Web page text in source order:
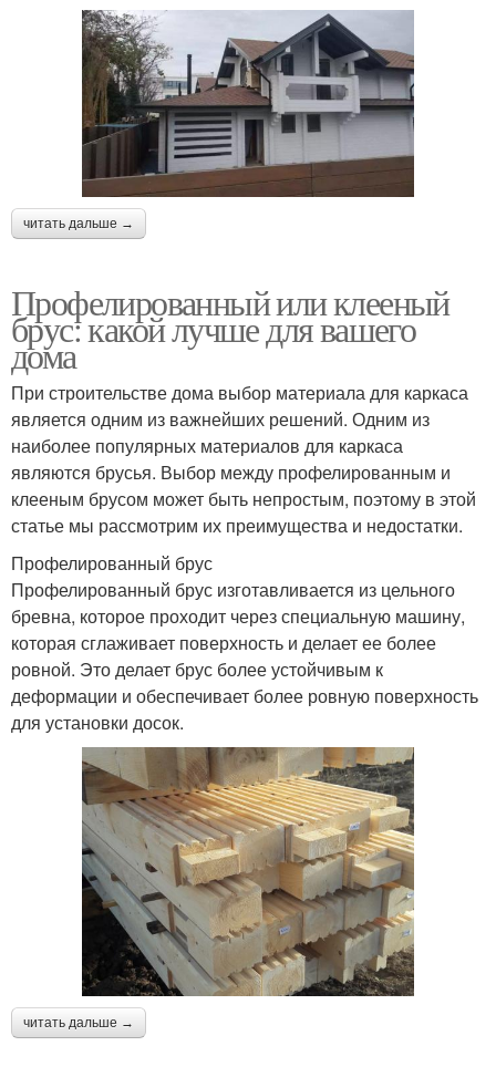
читать дальше →
Профелированный или клееный
брус: какой лучше для вашего
дома
При строительстве дома выбор материала для каркаса
является одним из важнейших решений. Одним из
наиболее популярных материалов для каркаса
являются брусья. Выбор между профелированным и
клееным брусом может быть непростым, поэтому в этой
статье мы рассмотрим их преимущества и недостатки.
Профелированный брус
Профелированный брус изготавливается из цельного
бревна, которое проходит через специальную машину,
которая сглаживает поверхность и делает ее более
ровной. Это делает брус более устойчивым к
деформации и обеспечивает более ровную поверхность
для установки досок.
читать дальше →